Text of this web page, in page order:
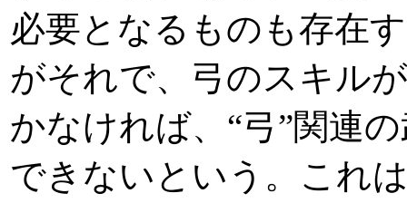
必要となるものも存在
がそれで、弓のスキル
かなければ、“弓”関連
できないという。これ